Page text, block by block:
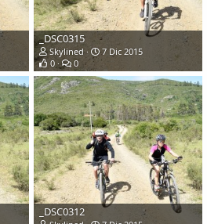
_DSC0315
Skylined
7 Dic 2015
0
0
_DSC0312